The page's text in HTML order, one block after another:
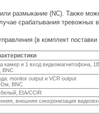
размыкание (NC). Также
срабатывания тревожных
(в комплект поставки
камер и 1 вход видеомагнитофона, 1В,
ВNС
monitor output и VCR output
Ом, BNC
EIA/CCIR
внешняя синхронизация